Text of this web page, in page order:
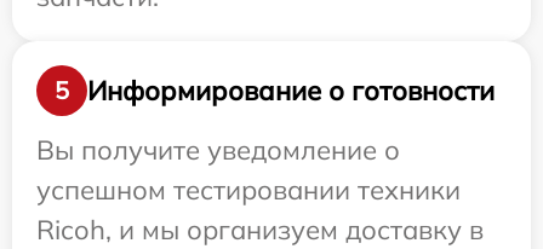
5
Информирование о готовности
Вы получите уведомление о
успешном тестировании техники
Ricoh, и мы организуем доставку в